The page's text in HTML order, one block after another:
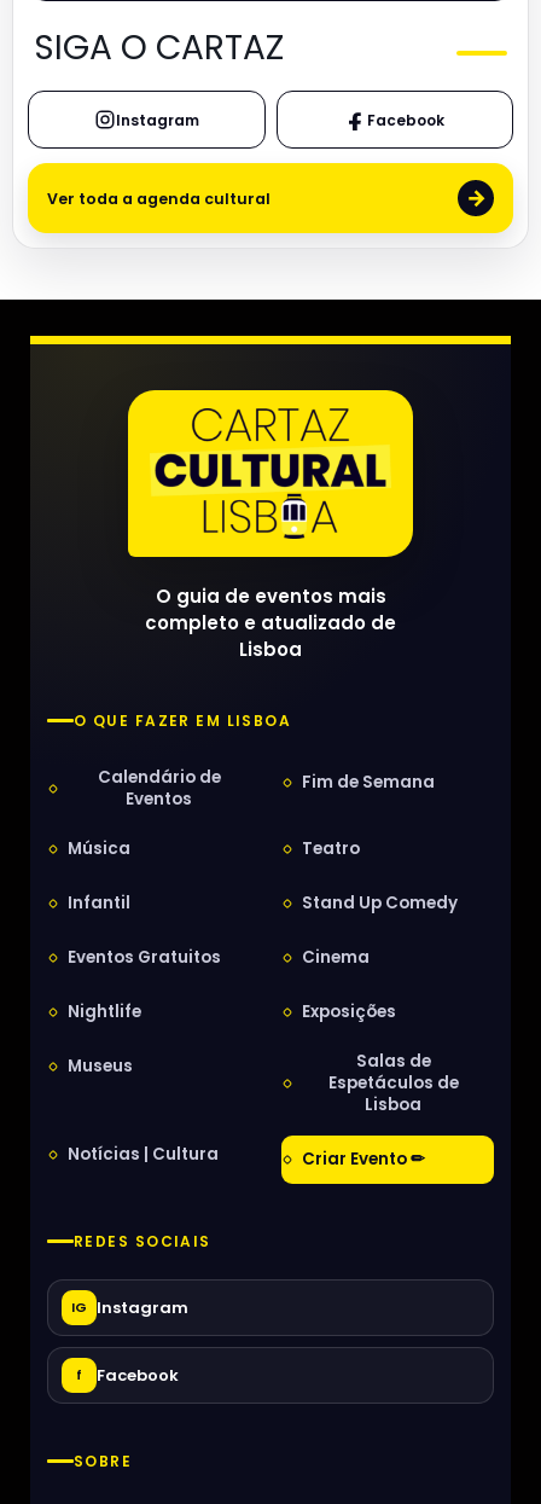
SIGA O CARTAZ
Instagram Facebook
Ver toda a agenda cultural →
O guia de eventos mais
completo e atualizado de
Lisboa
O QUE FAZER EM LISBOA
Calendário de
Eventos
Fim de Semana
Música Teatro
Infantil Stand Up Comedy
Eventos Gratuitos Cinema
Nightlife Exposições
Museus
Salas de
Espetáculos de
Lisboa
Notícias | Cultura Criar Evento ✏
REDES SOCIAIS
IG Instagram
f Facebook
SOBRE